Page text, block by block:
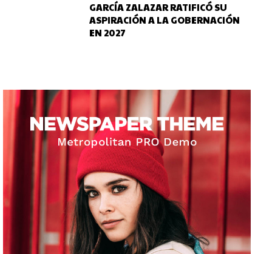
GARCÍA ZALAZAR RATIFICÓ SU
ASPIRACIÓN A LA GOBERNACIÓN
EN 2027